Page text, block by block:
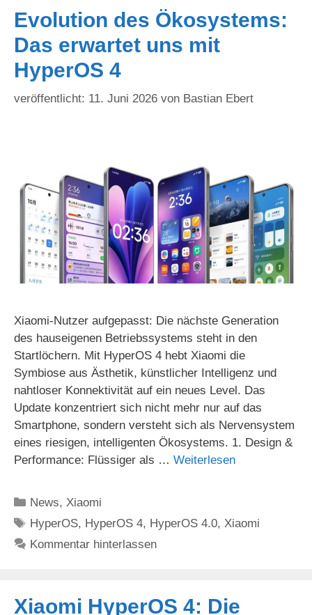
Evolution des Ökosystems:
Das erwartet uns mit
HyperOS 4
11. Juni 2026 von Bastian Ebert
Xiaomi-Nutzer aufgepasst: Die nächste Generation
des hauseigenen Betriebssystems steht in den
Startlöchern. Mit HyperOS 4 hebt Xiaomi die
Symbiose aus Ästhetik, künstlicher Intelligenz und
nahtloser Konnektivität auf ein neues Level. Das
Update konzentriert sich nicht mehr nur auf das
Smartphone, sondern versteht sich als Nervensystem
eines riesigen, intelligenten Ökosystems. 1. Design &
Performance: Flüssiger als … Weiterlesen
Kategorien
News, Xiaomi
Schlagwörter
HyperOS, HyperOS 4, HyperOS 4.0, Xiaomi
Kommentar hinterlassen
Xiaomi HyperOS 4: Die